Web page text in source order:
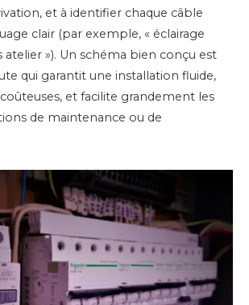
et à identifier chaque câble
clair (par exemple, « éclairage
atelier »). Un schéma bien conçu est
qui garantit une installation fluide,
et facilite grandement les
de maintenance ou de